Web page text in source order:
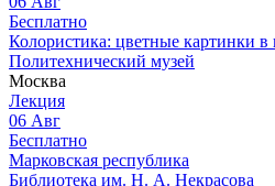
Бесплатно
Колористика: цветные картинки в
Политехнический музей
Москва
Лекция
06 Авг
Бесплатно
Марковская республика
Библиотека им. Н. А. Некрасова